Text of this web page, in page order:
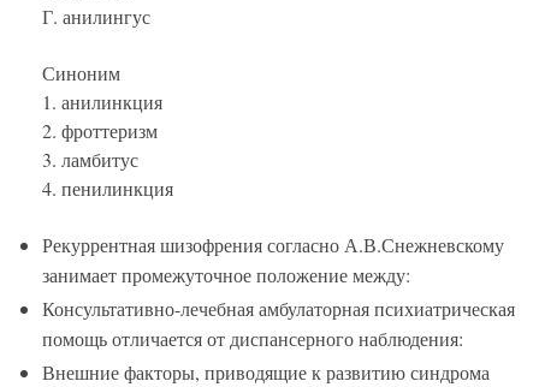
Г. анилингус
Синоним
1. анилинкция
2. фроттеризм
3. ламбитус
4. пенилинкция
Рекуррентная шизофрения согласно А.В.Снежневскому
занимает промежуточное положение между:
Консультативно-лечебная амбулаторная психиатрическая
помощь отличается от диспансерного наблюдения:
Внешние факторы, приводящие к развитию синдрома